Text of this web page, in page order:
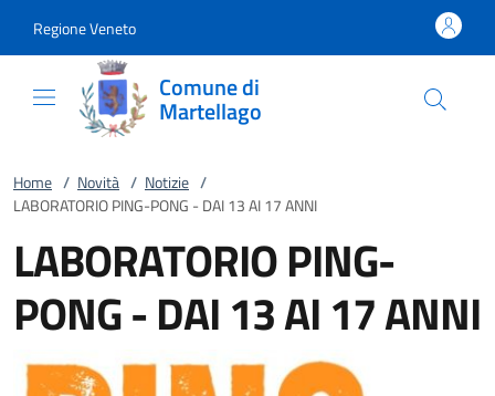
Regione Veneto
Comune di
Martellago
Home / Novità / Notizie /
LABORATORIO PING-PONG - DAI 13 AI 17 ANNI
LABORATORIO PING-
PONG - DAI 13 AI 17 ANNI